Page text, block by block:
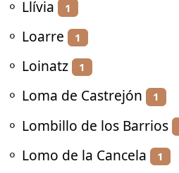
⚬ Llívia 1
⚬ Loarre 1
⚬ Loinatz 1
⚬ Loma de Castrejón 1
⚬ Lombillo de los Barrios
⚬ Lomo de la Cancela 1